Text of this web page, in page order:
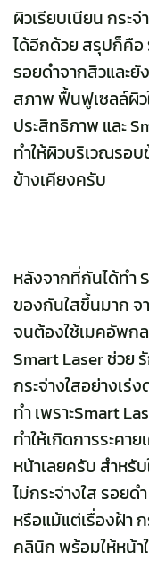
ผิวเรียบเนียน กระจ่
ได้อีกด้วย สรุปก็คือ
รอยดำจากสิวและ
สภาพ ฟื้นฟูเซลล์ผิว
ประสิทธิภาพ และ
ทำให้ผิวบริเวณรอ
ข้างเคียงครับ
หลังจากที่กันได้ทำ
ของกันใสขึ้นมาก จ
จนต้องใช้เมคอัพก
Smart Laser ช่วย
กระจ่างใสอย่างเร่
ทำ เพราะSmart
ทำให้เกิดการระคา
หน้าเลยครับ สำหรั
ไม่กระจ่างใส รอย
หรือแม้แต่เรื่องฝ้า
คลินิก พร้อมให้หน้า